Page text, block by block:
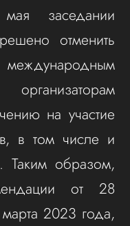
заседании
отменить
на участие
в том числе и
Таким образом,
от 28
2023 года,